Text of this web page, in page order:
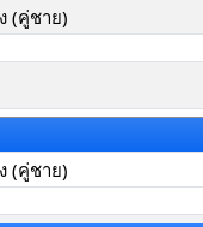
(คู่ชาย)
(คู่ชาย)